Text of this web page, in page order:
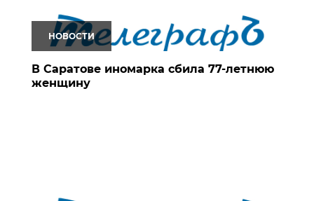
НОВОСТИ
В Саратове иномарка сбила 77-летнюю
женщину